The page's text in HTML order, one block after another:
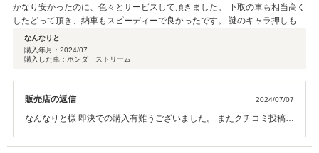
かなり安かったのに、色々とサービスして頂きました。 下取の車も相当高く
したどって頂き、納車もスピーディーで良かったです。 謎のキャラ押しもツ
ボりました笑 また是非次回も、購入させて頂きます。
なんなりと
購入年月： 2024/07
購入した車：ホンダ ストリーム
販売店の返信 2024/07/07
なんなりと様 即決での購入有難うございました。 またクチコミ投稿有
頻繁に乗り換えていらっしゃるとの事だったので、またの機会に是非